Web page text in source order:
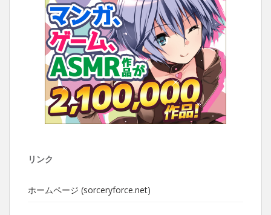
リンク
ホームページ (sorceryforce.net)